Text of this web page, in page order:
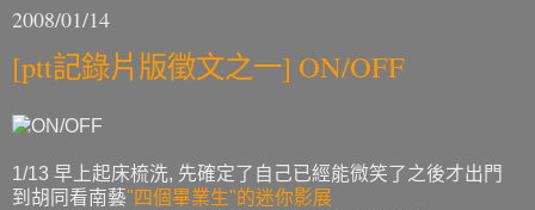
2008/01/14
[ptt記錄片版徵文之一] ON/OFF
1/13 早上起床梳洗, 先確定了自己已經能微笑了之後才出門
到胡同看南藝"四個畢業生"的迷你影展